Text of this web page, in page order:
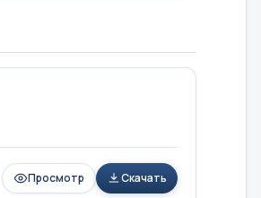
Просмотр Скачать